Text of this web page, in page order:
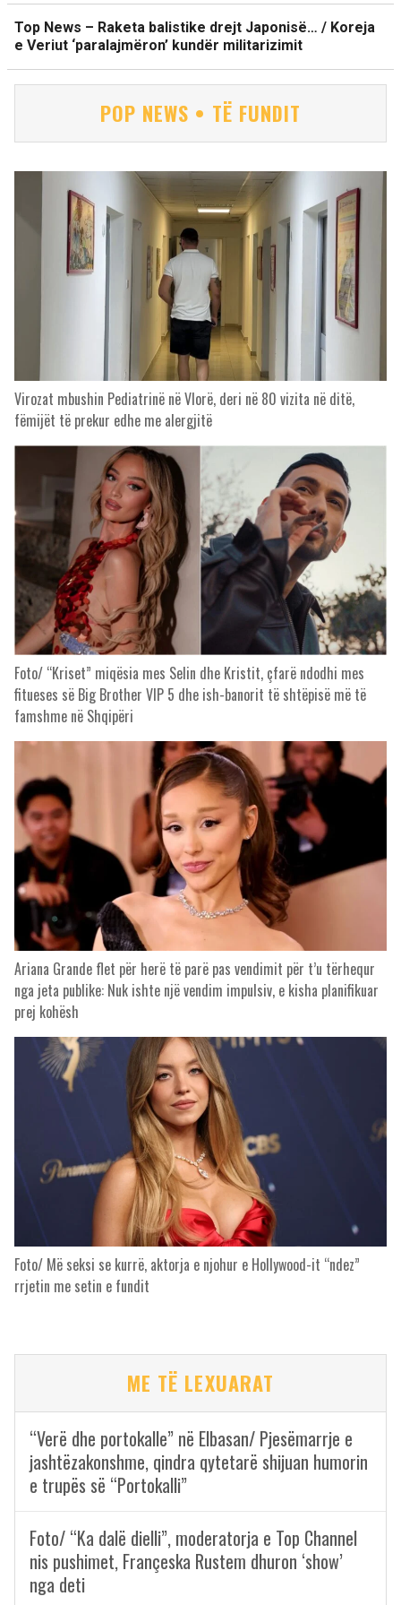
Top News – Raketa balistike drejt Japonisë… / Koreja
e Veriut ‘paralajmëron’ kundër militarizimit
POP NEWS • TË FUNDIT
Virozat mbushin Pediatrinë në Vlorë, deri në 80 vizita në ditë,
fëmijët të prekur edhe me alergjitë
Foto/ “Kriset” miqësia mes Selin dhe Kristit, çfarë ndodhi mes
fitueses së Big Brother VIP 5 dhe ish-banorit të shtëpisë më të
famshme në Shqipëri
Ariana Grande flet për herë të parë pas vendimit për t’u tërhequr
nga jeta publike: Nuk ishte një vendim impulsiv, e kisha planifikuar
prej kohësh
Foto/ Më seksi se kurrë, aktorja e njohur e Hollywood-it “ndez”
rrjetin me setin e fundit
ME TË LEXUARAT
“Verë dhe portokalle” në Elbasan/ Pjesëmarrje e
jashtëzakonshme, qindra qytetarë shijuan humorin
e trupës së “Portokalli”
Foto/ “Ka dalë dielli”, moderatorja e Top Channel
nis pushimet, Françeska Rustem dhuron ‘show’
nga deti